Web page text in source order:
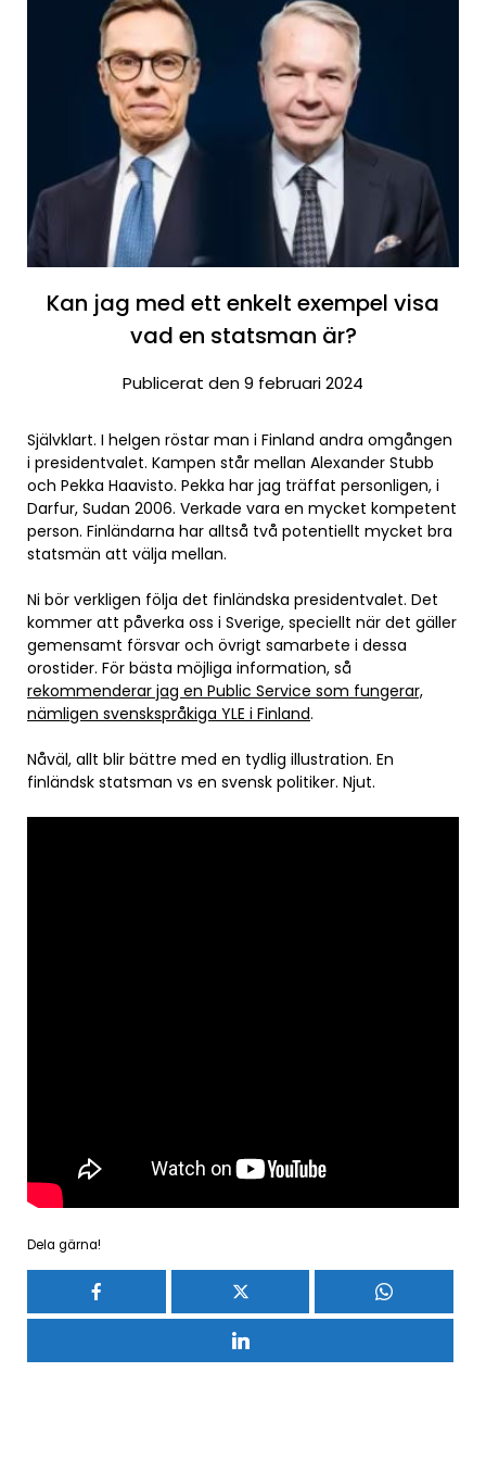
Kan jag med ett enkelt exempel visa
vad en statsman är?
Publicerat den 9 februari 2024
Självklart. I helgen röstar man i Finland andra omgången
i presidentvalet. Kampen står mellan Alexander Stubb
och Pekka Haavisto. Pekka har jag träffat personligen, i
Darfur, Sudan 2006. Verkade vara en mycket kompetent
person. Finländarna har alltså två potentiellt mycket bra
statsmän att välja mellan.
Ni bör verkligen följa det finländska presidentvalet. Det
kommer att påverka oss i Sverige, speciellt när det gäller
gemensamt försvar och övrigt samarbete i dessa
orostider. För bästa möjliga information, så
rekommenderar jag en Public Service som fungerar,
nämligen svenskspråkiga YLE i Finland.
Nåväl, allt blir bättre med en tydlig illustration. En
finländsk statsman vs en svensk politiker. Njut.
Dela gärna!